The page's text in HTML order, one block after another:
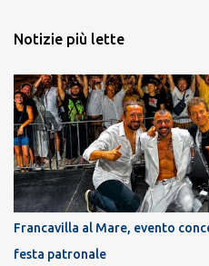
Notizie più lette
Francavilla al Mare, evento
festa patronale